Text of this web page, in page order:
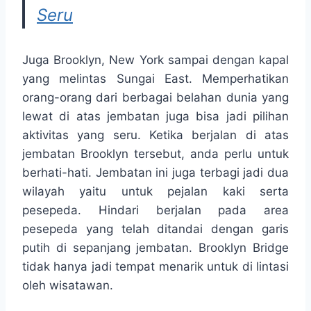
Seru
Juga Brooklyn, New York sampai dengan kapal
yang melintas Sungai East. Memperhatikan
orang-orang dari berbagai belahan dunia yang
lewat di atas jembatan juga bisa jadi pilihan
aktivitas yang seru. Ketika berjalan di atas
jembatan Brooklyn tersebut, anda perlu untuk
berhati-hati. Jembatan ini juga terbagi jadi dua
wilayah yaitu untuk pejalan kaki serta
pesepeda. Hindari berjalan pada area
pesepeda yang telah ditandai dengan garis
putih di sepanjang jembatan. Brooklyn Bridge
tidak hanya jadi tempat menarik untuk di lintasi
oleh wisatawan.